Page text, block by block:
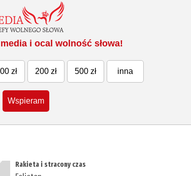
i ocal wolność słowa!
zł 200 zł 500 zł inna
Wspieram
Rakieta i stracony czas